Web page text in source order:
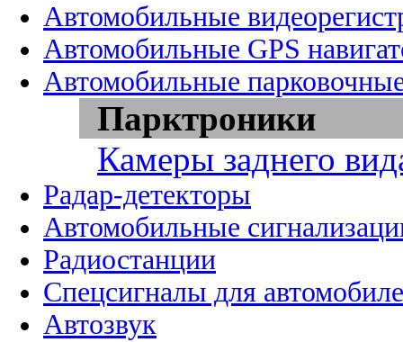
Автомобильные
Автомобильные GPS
Автомобильные
Парктроники
Камеры заднего
Радар-детекторы
Автомобильные
Радиостанции
Спецсигналы для
Автозвук